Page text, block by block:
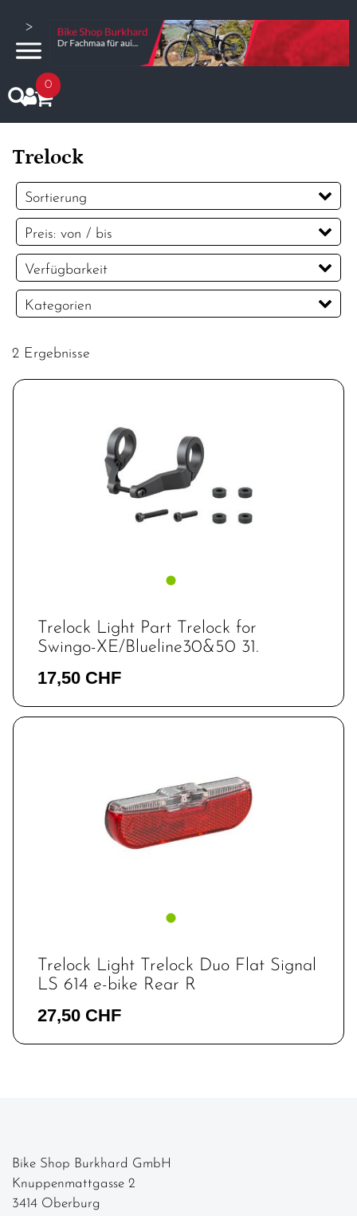
>
0
Trelock
Sortierung
Preis: von / bis
CHF
CHF
Verfügbarkeit
Kategorien
2 Ergebnisse
Trelock Light Part Trelock for
Swingo-XE/Blueline30&50 31.
17,50 CHF
Trelock Light Trelock Duo Flat Signal
LS 614 e-bike Rear R
27,50 CHF
Bike Shop Burkhard GmbH
Knuppenmattgasse 2
3414 Oberburg